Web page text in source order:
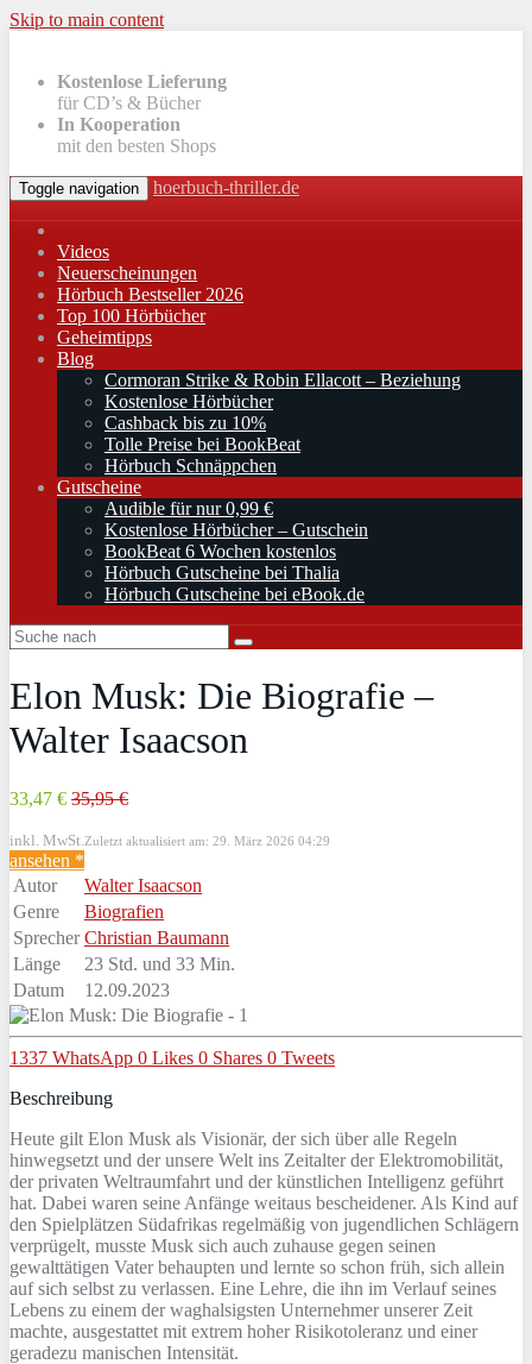
Skip to main content
Kostenlose Lieferung
für CD’s & Bücher
In Kooperation
mit den besten Shops
Toggle navigation hoerbuch-thriller.de
Videos
Neuerscheinungen
Hörbuch Bestseller 2026
Top 100 Hörbücher
Geheimtipps
Blog
Cormoran Strike & Robin Ellacott – Beziehung
Kostenlose Hörbücher
Cashback bis zu 10%
Tolle Preise bei BookBeat
Hörbuch Schnäppchen
Gutscheine
Audible für nur 0,99 €
Kostenlose Hörbücher – Gutschein
BookBeat 6 Wochen kostenlos
Hörbuch Gutscheine bei Thalia
Hörbuch Gutscheine bei eBook.de
Elon Musk: Die Biografie –
Walter Isaacson
33,47 € 35,95 €
inkl. MwSt. Zuletzt aktualisiert am: 29. März 2026 04:29
ansehen *
Autor
Walter Isaacson
Genre
Biografien
Sprecher Christian Baumann
Länge
23 Std. und 33 Min.
Datum
12.09.2023
1337 WhatsApp 0 Likes 0 Shares 0 Tweets
Beschreibung
Heute gilt Elon Musk als Visionär, der sich über alle Regeln
hinwegsetzt und der unsere Welt ins Zeitalter der Elektromobilität,
der privaten Weltraumfahrt und der künstlichen Intelligenz geführt
hat. Dabei waren seine Anfänge weitaus bescheidener. Als Kind auf
den Spielplätzen Südafrikas regelmäßig von jugendlichen Schlägern
verprügelt, musste Musk sich auch zuhause gegen seinen
gewalttätigen Vater behaupten und lernte so schon früh, sich allein
auf sich selbst zu verlassen. Eine Lehre, die ihn im Verlauf seines
Lebens zu einem der waghalsigsten Unternehmer unserer Zeit
machte, ausgestattet mit extrem hoher Risikotoleranz und einer
geradezu manischen Intensität.